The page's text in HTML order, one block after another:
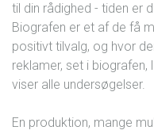
til din rådighed - tiden er
Biografen er et af de få
positivt tilvalg, og hvor
reklamer, set i
viser alle undersøgelser.
En produktion, mange